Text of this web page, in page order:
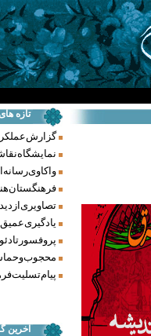
تازه
گزارش عملکرد
نمایشگاه
واکاوی
فرهنگستان
تصاویری از
یادگیری عمیق
پروفسور
محجوب و
پیام تسلیت
آخرین